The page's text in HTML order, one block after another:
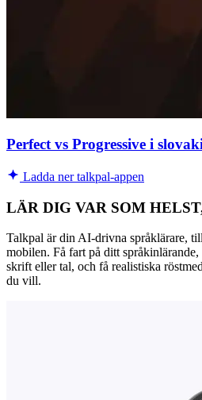
Perfect vs Progressive i
Ladda ner talkpal-appen
LÄR DIG VAR SOM
Talkpal är din AI-drivna språklärare,
mobilen. Få fart på ditt språkinlärande,
skrift eller tal, och få realistiska
du vill.